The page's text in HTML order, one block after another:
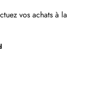
vos achats à la